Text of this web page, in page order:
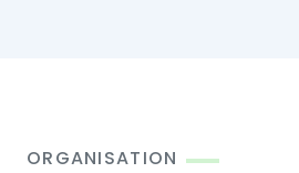
ORGANISATION